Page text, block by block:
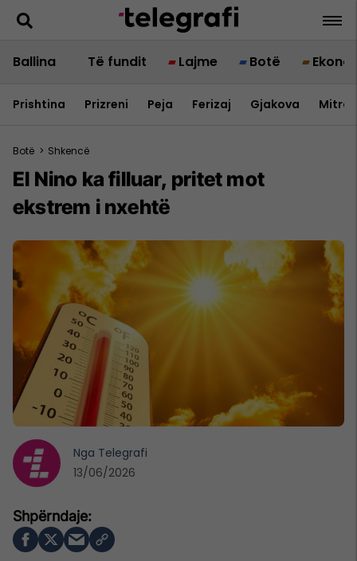
Ballina Të fundit Lajme Botë
Prishtina Prizreni Peja Ferizaj Gjakova
Botë > Shkencë
El Nino ka filluar, pritet mot
ekstrem i nxehtë
Nga Telegrafi
13/06/2026